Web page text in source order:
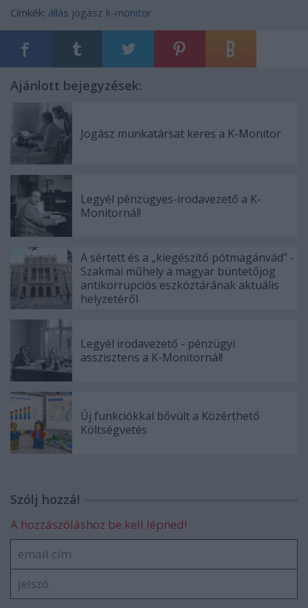
Címkék: állás jogász k-monitor
Ajánlott bejegyzések:
Jogász munkatársat keres a K-Monitor
Legyél pénzügyes-irodavezető a K-
Monitornál!
A sértett és a „kiegészítő pótmagánvád” -
Szakmai műhely a magyar büntetőjog
antikorrupciós eszköztárának aktuális
helyzetéről
Legyél irodavezető - pénzügyi
asszisztens a K-Monitornál!
Új funkciókkal bővült a Közérthető
Költségvetés
Szólj hozzá!
A hozzászóláshoz be kell lépned!